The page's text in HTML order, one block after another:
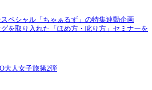
ペシャル「ちゃぁるず」の特集連動企画
を取り入れた「ほめ方・叱り方」セミナーを
大人女子旅第2弾